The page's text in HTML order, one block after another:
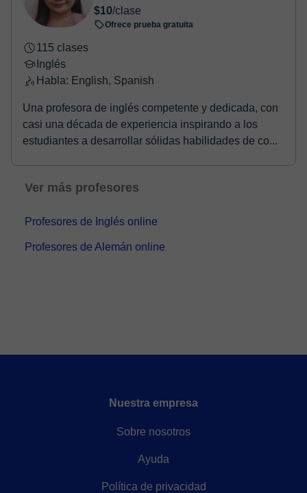
$10/clase
Ofrece prueba gratuita
115 clases
Inglés
Habla: English, Spanish
Una profesora de inglés competente y dedicada, con
casi una década de experiencia inspirando a los
estudiantes a desarrollar sólidas habilidades de co...
Ver más profesores
Profesores de Inglés online
Profesores de Alemán online
Nuestra empresa
Sobre nosotros
Ayuda
Política de privacidad